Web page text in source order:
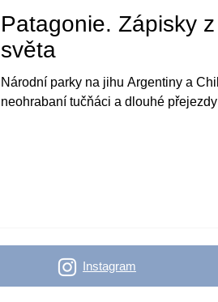
Patagonie. Zápisky
světa
Národní parky na jihu Argentiny a
neohrabaní tučňáci a dlouhé
Instagram